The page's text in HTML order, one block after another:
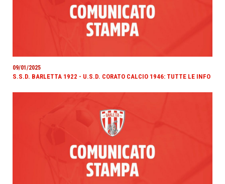
09/01/2025
S.S.D. BARLETTA 1922 - U.S.D. CORATO CALCIO 1946: TUTTE LE INFO